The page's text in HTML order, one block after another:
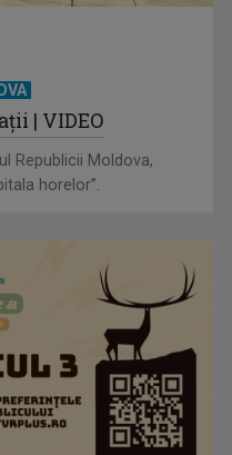
vine cu informații
| VIDEO
Republicii Moldova,
horelor”.